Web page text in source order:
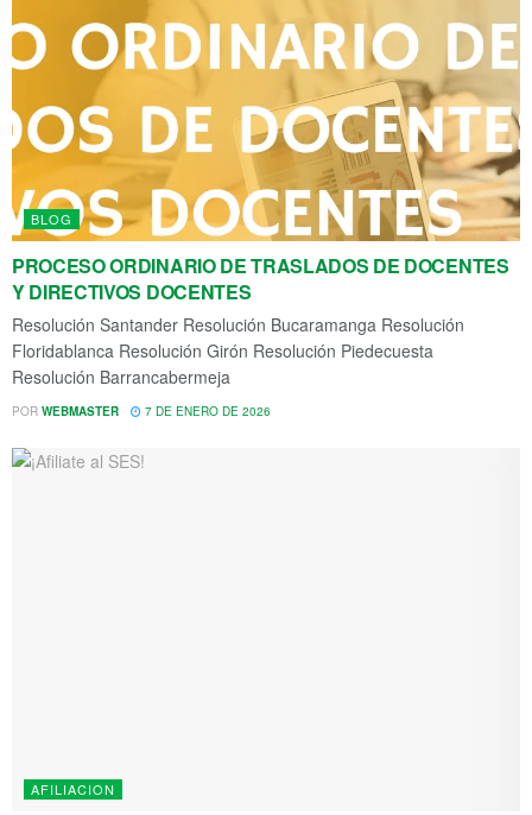
BLOG
PROCESO ORDINARIO DE TRASLADOS DE DOCENTES
Y DIRECTIVOS DOCENTES
Resolución Santander Resolución Bucaramanga Resolución
Floridablanca Resolución Girón Resolución Piedecuesta
Resolución Barrancabermeja
POR WEBMASTER 7 DE ENERO DE 2026
AFILIACION